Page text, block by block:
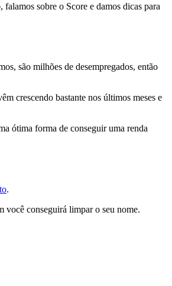
sobre o Score e damos dicas para
são milhões de desempregados, então
crescendo bastante nos últimos meses e
ótima forma de conseguir uma renda
.
você conseguirá limpar o seu nome.